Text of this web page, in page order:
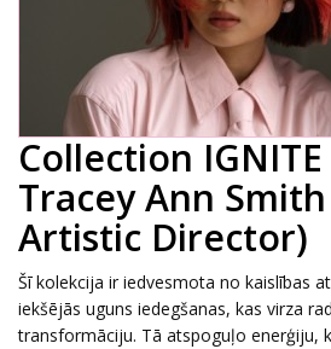
Collection
Tracey Ann
Artistic Director)
Šī kolekcija ir iedvesmota no kaislības
iekšējās uguns iedegšanas, kas virza
transformāciju. Tā atspoguļo enerģiju,